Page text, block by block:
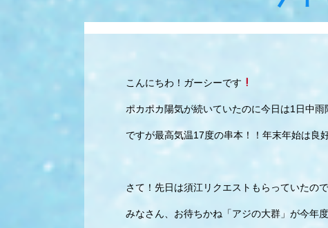
こんにちわ！ガーシーです
ポカポカ陽気が続いていたのに今日は1日中雨
ですが最高気温17度の串本！！年末年始は良
さて！先日は須江リクエストもらっていたの
みなさん、お待ちかね「アジの大群」が今年